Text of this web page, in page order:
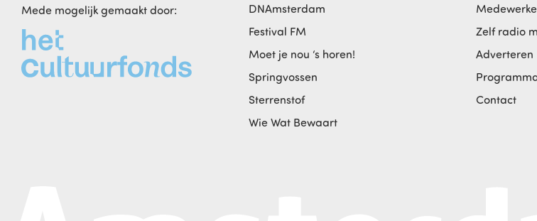
Mede mogelijk gemaakt door:
DNAmsterdam
Festival FM
Moet je nou ‘s horen!
Springvossen
Sterrenstof
Wie Wat Bewaart
Zelf radio
Adverteren
Contact